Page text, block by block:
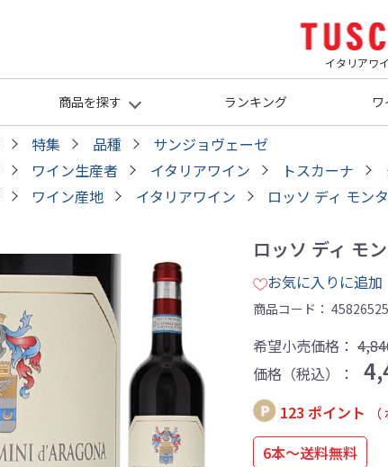
イタリアワ
商品を探す ランキング
特集 品種
サンジョヴェーゼ
ワイン生産者 イタリアワイン トスカーナ
ワイン産地 イタリアワイン ロッソ ディ モン
ロッソ ディ モ
お気に入りに追加
商品コード：
希望小売価格：
価格（税込）：
123 ポイント
6本～送料無料